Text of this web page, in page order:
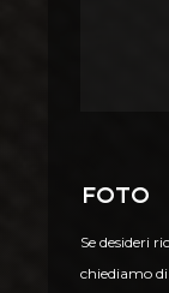
Foto
Se desideri
chiediamo